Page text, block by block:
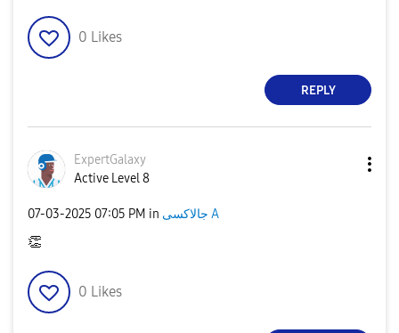
0 Likes
REPLY
ExpertGalaxy
Active Level 8
‎07-03-2025 07:05 PM in جالاكسى A
👏
0 Likes